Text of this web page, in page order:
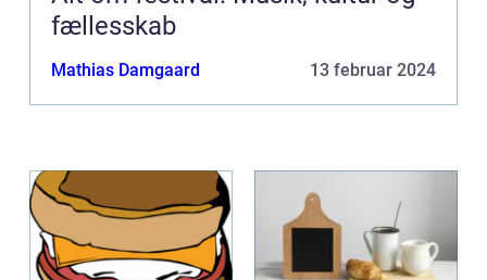
fællesskab
Mathias Damgaard 13 februar 2024